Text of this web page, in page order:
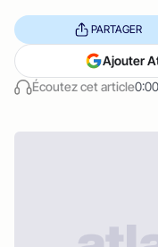
Écoutez cet article
PARTAGER
Ajouter